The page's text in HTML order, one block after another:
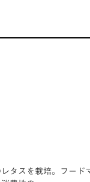
タスを栽培。フー